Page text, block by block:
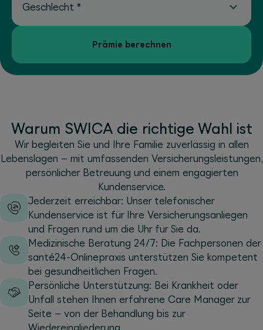
Geschlecht *
Prämie berechnen
Warum SWICA die richtige Wahl ist
Wir begleiten Sie und Ihre Familie zuverlässig in allen
Lebenslagen – mit umfassenden Versicherungsleistungen,
persönlicher Betreuung und einem engagierten
Kundenservice.
Jederzeit erreichbar: Unser telefonischer
Kundenservice ist für Ihre Versicherungsanliegen
und Fragen rund um die Uhr für Sie da.
Medizinische Beratung 24/7: Die Fachpersonen der
santé24-Onlinepraxis unterstützen Sie kompetent
bei gesundheitlichen Fragen.
Persönliche Unterstützung: Bei Krankheit oder
Unfall stehen Ihnen erfahrene Care Manager zur
Seite – von der Behandlung bis zur
Wiedereingliederung.